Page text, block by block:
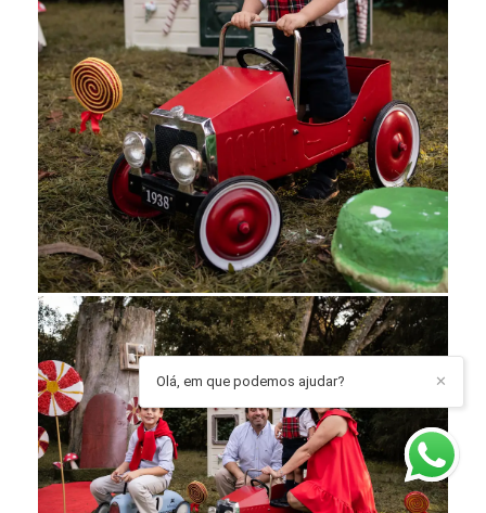
✕
Olá, em que podemos ajudar?